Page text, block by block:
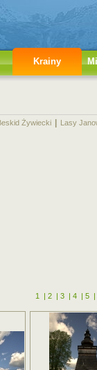
Krainy
Żywiecki Lasy
1 | 2 | 3 | 4 | 5 |